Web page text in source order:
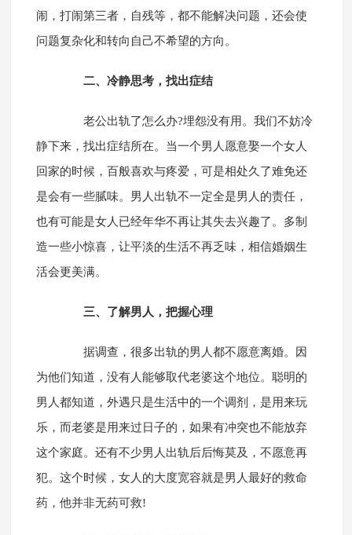
闹，打闹第三者，自残等，都不能解决问题，还会使
问题复杂化和转向自己不希望的方向。
二、冷静思考，找出症结
老公出轨了怎么办?埋怨没有用。我们不妨冷
静下来，找出症结所在。当一个男人愿意娶一个女人
回家的时候，百般喜欢与疼爱，可是相处久了难免还
是会有一些腻味。男人出轨不一定全是男人的责任，
也有可能是女人已经年华不再让其失去兴趣了。多制
造一些小惊喜，让平淡的生活不再乏味，相信婚姻生
活会更美满。
三、了解男人，把握心理
据调查，很多出轨的男人都不愿意离婚。因
为他们知道，没有人能够取代老婆这个地位。聪明的
男人都知道，外遇只是生活中的一个调剂，是用来玩
乐，而老婆是用来过日子的，如果有冲突也不能放弃
这个家庭。还有不少男人出轨后后悔莫及，不愿意再
犯。这个时候，女人的大度宽容就是男人最好的救命
药，他并非无药可救!